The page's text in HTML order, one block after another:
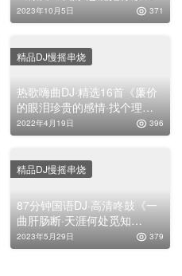
不信人间有白头·一封没地址
的信·不敢触碰的脆弱》，全
2023年10月5日 371
热歌嗨曲DJ·精选16首《廉价
的眼泪珍贵的感情·找个理由
去看你·咫尺天涯》，高清舞
曲串烧大碟！
2022年4月19日 396
精品DJ慢摇串烧
87分钟国语DJ·高清咚鼓《一
曲肝肠断·天涯何处觅知
音》，车载舞曲串烧大碟！
2023年5月29日 379
精品DJ慢摇串烧